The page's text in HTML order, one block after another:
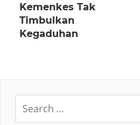
Kemenkes Tak
Timbulkan
Kegaduhan